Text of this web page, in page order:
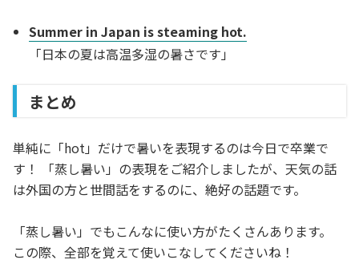
Summer in Japan is steaming hot.
「日本の夏は高温多湿の暑さです」
まとめ
単純に「hot」だけで暑いを表現するのは今日で卒業で
す！ 「蒸し暑い」の表現をご紹介しましたが、天気の話
は外国の方と世間話をするのに、絶好の話題です。
「蒸し暑い」でもこんなに使い方がたくさんあります。
この際、全部を覚えて使いこなしてくださいね！